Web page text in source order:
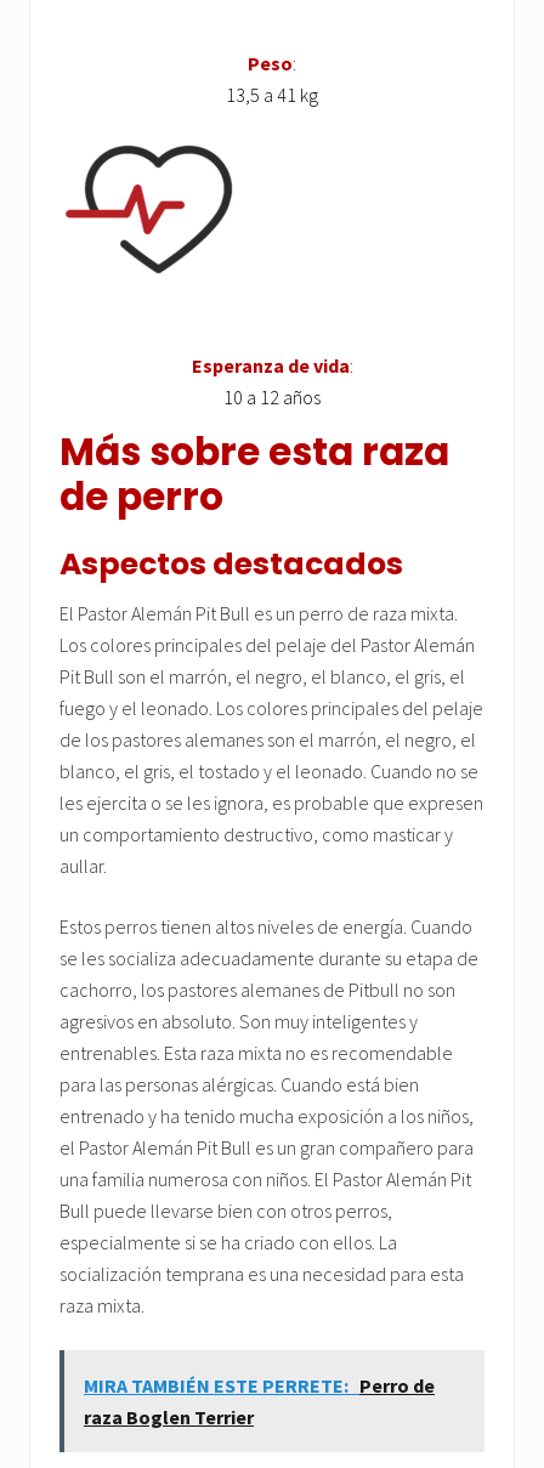
Peso:
13,5 a 41 kg
Esperanza de vida:
10 a 12 años
Más sobre esta raza
de perro
Aspectos destacados
El Pastor Alemán Pit Bull es un perro de raza mixta.
Los colores principales del pelaje del Pastor Alemán
Pit Bull son el marrón, el negro, el blanco, el gris, el
fuego y el leonado. Los colores principales del pelaje
de los pastores alemanes son el marrón, el negro, el
blanco, el gris, el tostado y el leonado. Cuando no se
les ejercita o se les ignora, es probable que expresen
un comportamiento destructivo, como masticar y
aullar.
Estos perros tienen altos niveles de energía. Cuando
se les socializa adecuadamente durante su etapa de
cachorro, los pastores alemanes de Pitbull no son
agresivos en absoluto. Son muy inteligentes y
entrenables. Esta raza mixta no es recomendable
para las personas alérgicas. Cuando está bien
entrenado y ha tenido mucha exposición a los niños,
el Pastor Alemán Pit Bull es un gran compañero para
una familia numerosa con niños. El Pastor Alemán Pit
Bull puede llevarse bien con otros perros,
especialmente si se ha criado con ellos. La
socialización temprana es una necesidad para esta
raza mixta.
MIRA TAMBIÉN ESTE PERRETE: Perro de
raza Boglen Terrier